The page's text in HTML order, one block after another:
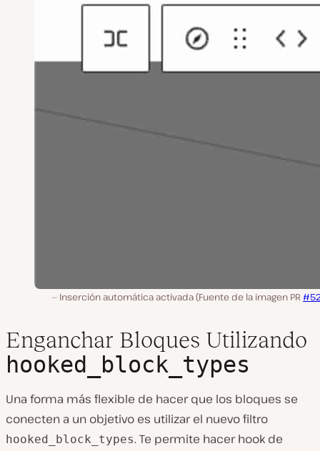
Inserción automática activada (Fuente de la imagen PR
Enganchar Bloques Utilizando
hooked_block_types
Una forma más flexible de hacer que los bloques se
conecten a un objetivo es utilizar el nuevo filtro
hooked_block_types. Te permite hacer hook de